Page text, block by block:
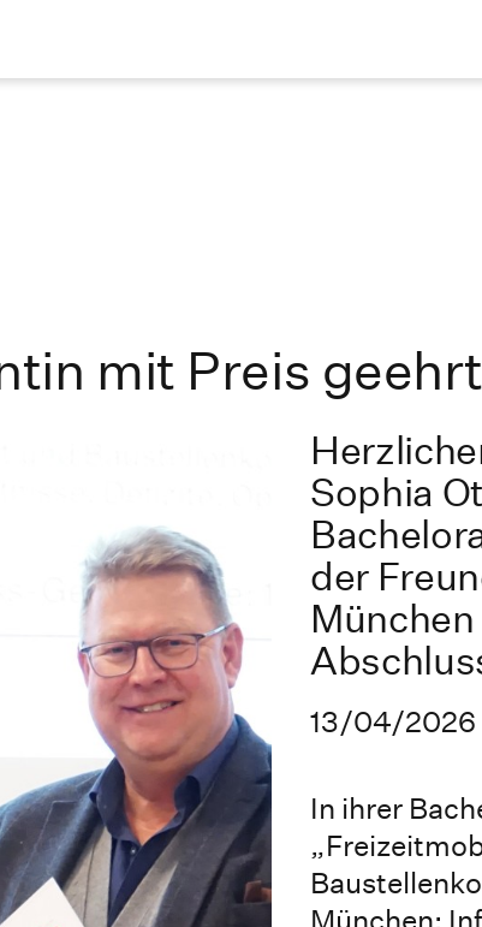
mit Preis
Sophia
der
13/04/2026
In ihrer
München: